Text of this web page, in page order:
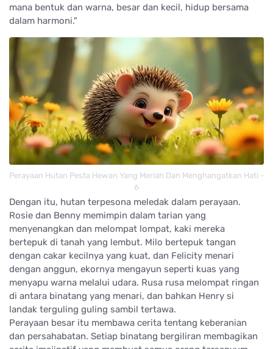
mana bentuk dan warna, besar dan kecil, hidup bersama
dalam harmoni."
Perayaan Hutan Pesta Hewan Yang Meriah Dan Menghangatkan Hati -
6
Dengan itu, hutan terpesona meledak dalam perayaan.
Rosie dan Benny memimpin dalam tarian yang
menyenangkan dan melompat lompat, kaki mereka
bertepuk di tanah yang lembut. Milo bertepuk tangan
dengan cakar kecilnya yang kuat, dan Felicity menari
dengan anggun, ekornya mengayun seperti kuas yang
menyapu warna melalui udara. Rusa rusa melompat ringan
di antara binatang yang menari, dan bahkan Henry si
landak terguling guling sambil tertawa.
Perayaan besar itu membawa cerita tentang keberanian
dan persahabatan. Setiap binatang bergiliran membagikan